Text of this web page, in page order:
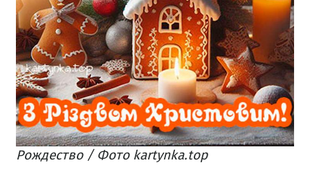
Рождество / Фото kartynka.top